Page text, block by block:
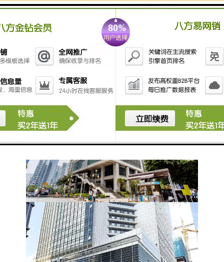
米、550平米、600平米、698平米、890平
米、910平米、1000平米、1476平米、1650
平米、1945平米。
提示：以上面积、租金情况可能有变化，详
情以您实时来电咨询为准，谢谢！